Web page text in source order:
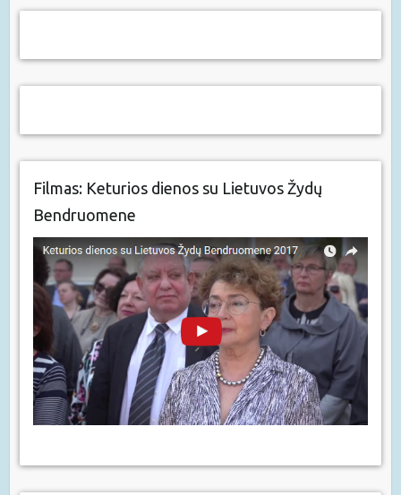
Filmas: Keturios dienos su Lietuvos Žydų
Bendruomene